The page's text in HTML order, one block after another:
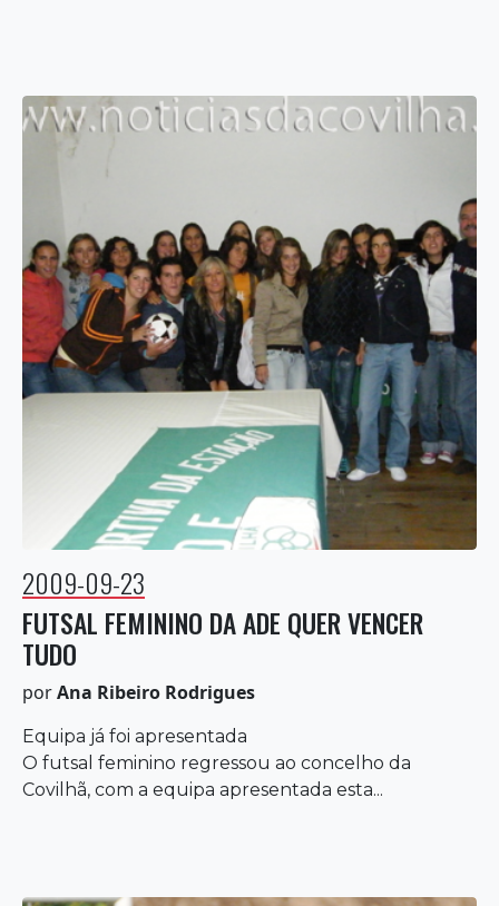
2009-09-23
FUTSAL FEMININO DA ADE QUER VENCER
TUDO
porAna Ribeiro Rodrigues
Equipa já foi apresentada
O futsal feminino regressou ao concelho da
Covilhã, com a equipa apresentada esta...